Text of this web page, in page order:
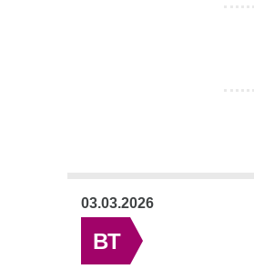
03.03.2026
ВТ